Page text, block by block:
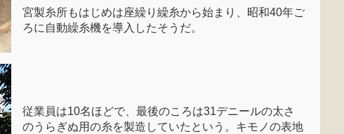
宮製糸所もはじめは座繰り繰糸から始まり、昭和40年ご
ろに自動繰糸機を導入したそうだ。
従業員は10名ほどで、最後のころは31デニールの太さ
のうらぎぬ用の糸を製造していたという。キモノの表地